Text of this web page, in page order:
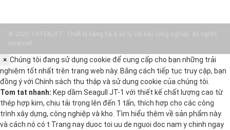
© 2025 TATEKLIFT: Thiết bị nâng hạ & xử lý vật liệu công nghiệp. All rights
reserved.
× Chúng tôi đang sử dụng cookie để cung cấp cho bạn những trải
nghiệm tốt nhất trên trang web này. Bằng cách tiếp tục truy cập, bạn
đồng ý với Chính sách thu thập và sử dụng cookie của chúng tôi.
Tom tat nhanh: Kẹp dầm Seagull JT-1 với thiết kế chất lượng cao từ
thép hợp kim, chịu tải trọng lên đến 1 tấn, thích hợp cho các công
trình xây dựng, công nghiệp và kho. Tìm hiểu thêm về sản phẩm này
và cách nó có t Trang nay duoc toi uu de nguoi doc nam y chinh ngay